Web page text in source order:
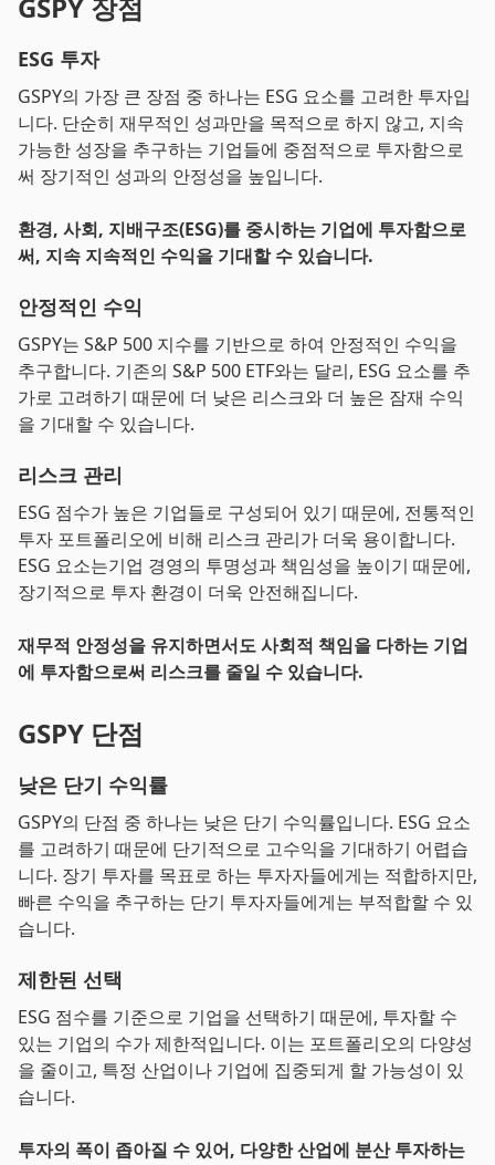
ESG 투자
GSPY의 가장 큰 장점 중 하나는 ESG 요소를 고려한 투자입
니다. 단순히 재무적인 성과만을 목적으로 하지 않고, 지속
가능한 성장을 추구하는 기업들에 중점적으로 투자함으로
써 장기적인 성과의 안정성을 높입니다.
환경, 사회, 지배구조(ESG)를 중시하는 기업에 투자함으로
써, 지속 지속적인 수익을 기대할 수 있습니다.
안정적인 수익
GSPY는 S&P 500 지수를 기반으로 하여 안정적인 수익을
추구합니다. 기존의 S&P 500 ETF와는 달리, ESG 요소를 추
가로 고려하기 때문에 더 낮은 리스크와 더 높은 잠재 수익
을 기대할 수 있습니다.
리스크 관리
ESG 점수가 높은 기업들로 구성되어 있기 때문에, 전통적인
투자 포트폴리오에 비해 리스크 관리가 더욱 용이합니다.
ESG 요소는기업 경영의 투명성과 책임성을 높이기 때문에,
장기적으로 투자 환경이 더욱 안전해집니다.
재무적 안정성을 유지하면서도 사회적 책임을 다하는 기업
에 투자함으로써 리스크를 줄일 수 있습니다.
GSPY 단점
낮은 단기 수익률
GSPY의 단점 중 하나는 낮은 단기 수익률입니다. ESG 요소
를 고려하기 때문에 단기적으로 고수익을 기대하기 어렵습
니다. 장기 투자를 목표로 하는 투자자들에게는 적합하지만,
빠른 수익을 추구하는 단기 투자자들에게는 부적합할 수 있
습니다.
제한된 선택
ESG 점수를 기준으로 기업을 선택하기 때문에, 투자할 수
있는 기업의 수가 제한적입니다. 이는 포트폴리오의 다양성
을 줄이고, 특정 산업이나 기업에 집중되게 할 가능성이 있
습니다.
투자의 폭이 좁아질 수 있어, 다양한 산업에 분산 투자하는